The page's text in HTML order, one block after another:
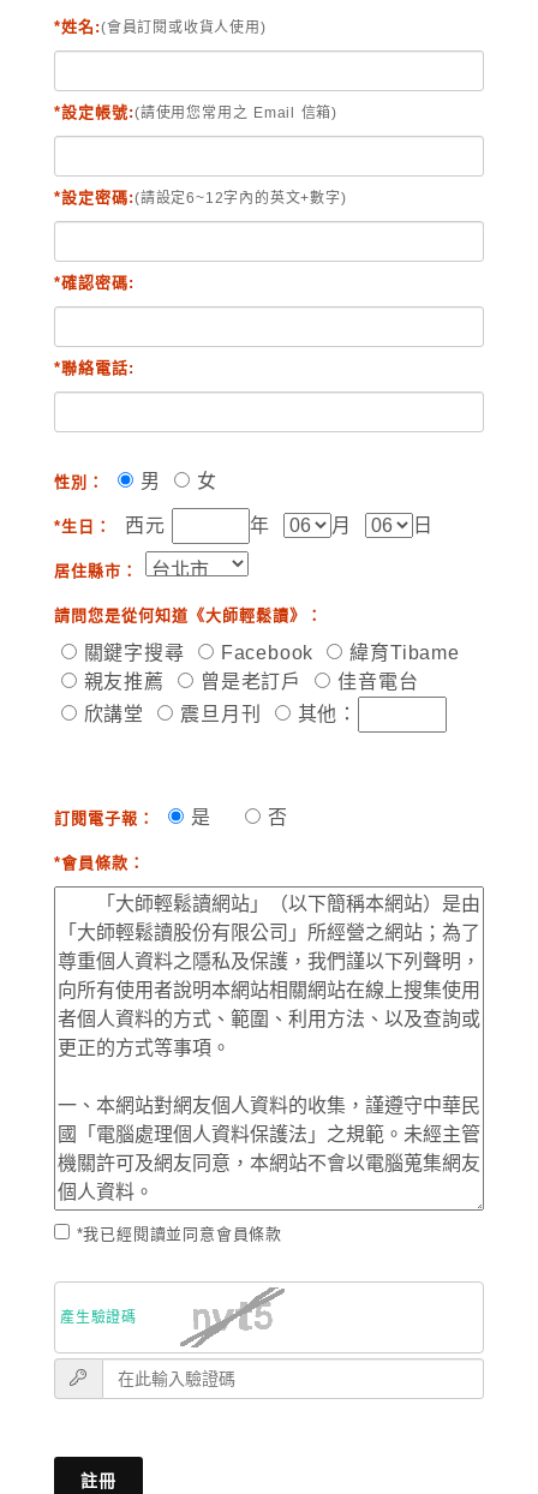
*姓名:(會員訂閱或收貨人使用)
*設定帳號:(請使用您常用之 Email 信箱)
*設定密碼:(請設定6~12字內的英文+數字)
*確認密碼:
*聯絡電話:
性別： 男 女
*生日： 西元 年 月 日
居住縣市：
請問您是從何知道《大師輕鬆讀》：
關鍵字搜尋 Facebook
緯育Tibame
親友推薦
曾是老訂戶
佳音電台
欣講堂
震旦月刊 其他：
訂閱電子報： 是 否
*會員條款：
*我已經閱讀並同意會員條款
產生驗證碼
註冊